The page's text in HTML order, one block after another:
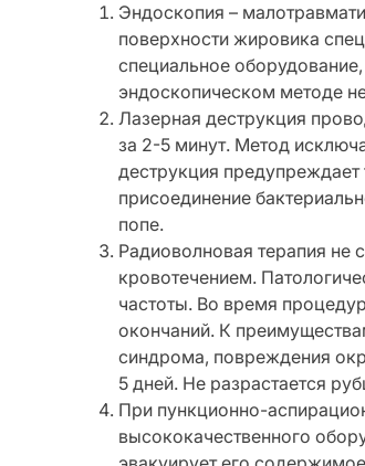
Эндоскопия –
поверхности жировика
специальное
эндоскопическом методе
Лазерная деструкция
за 2-5 минут. Метод
деструкция
присоединение
попе.
Радиоволновая терапия
кровотечением.
частоты. Во время
окончаний. К
синдрома, повреждения
5 дней. Не разрастается
При пункционно-
высококачественного